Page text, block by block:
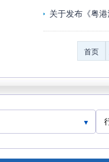
关于发布《粤
首页